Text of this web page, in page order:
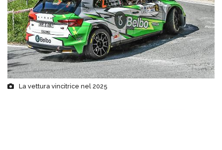
La vettura vincitrice nel 2025